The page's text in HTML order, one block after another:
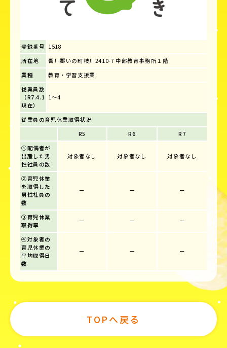
登録番号 1518
所在地
吾川郡いの町枝川2410-7 中部教育事務所１階
業種
教育・学習支援業
従業員数
（R7.4.1
現在）
1～4
従業員の育児休業取得状況
R5
R6
R7
①配偶者が
出産した男
性社員の数
対象者なし 対象者なし 対象者なし
②育児休業
を取得した
男性社員の
数
ー ー ー
③育児休業
取得率
ー ー ー
④対象者の
育児休業の
平均取得日
数
ー ー ー
TOPへ戻る